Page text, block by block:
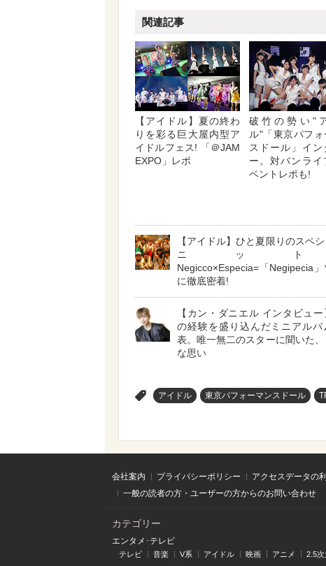
関連記事
【アイドル】夏の終わ
りを彩る巨大屋内型ア
イドルフェス! 「＠JAM
EXPO」レポ
破竹の勢い"
ル"「東京パフォ
スドール」イン
ー。対バンライ
ベントレポも!
【アイドル】ひと夏限りのスペ
ニッ
Negicco×Especia=「Negipecia」
に徹底密着!
【カン・ダニエル インタビュ
の経験を盛り込んだミニアルバ
表。唯一無二のスターに聞いた
な思い
アイドル 東京パフォーマンスドール
会社案内 プライバシーポリシー アクセスデータの
一般の読者の方・ユーザーの方からのお問い合わせ
カテゴリー
エンタメ･テレビ
テレビ 音楽 V系 アイドル 映画 アニメ 2.5